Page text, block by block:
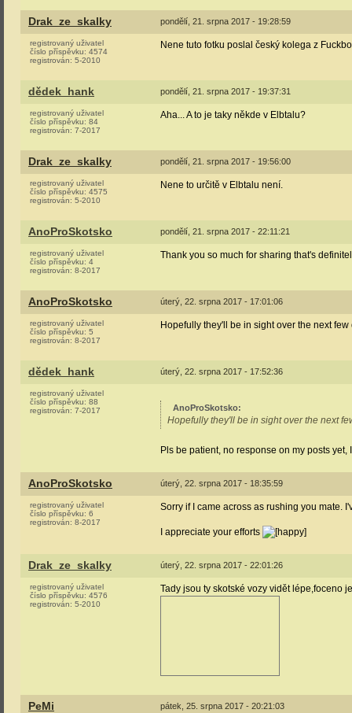
Drak_ze_skalky pondělí, 21. srpna 2017 - 19:28:59
registrovaný uživatel
číslo příspěvku: 4574
registrován: 5-2010
Nene tuto fotku poslal český kolega z
dědek_hank pondělí, 21. srpna 2017 - 19:37:31
registrovaný uživatel
číslo příspěvku: 84
registrován: 7-2017
Aha... A to je taky někde v Elbtalu?
Drak_ze_skalky pondělí, 21. srpna 2017 - 19:56:00
registrovaný uživatel
číslo příspěvku: 4575
registrován: 5-2010
Nene to určitě v Elbtalu není.
AnoProSkotsko pondělí, 21. srpna 2017 - 22:11:21
registrovaný uživatel
číslo příspěvku: 4
registrován: 8-2017
Thank you so much for sharing that's
AnoProSkotsko úterý, 22. srpna 2017 - 17:01:06
registrovaný uživatel
číslo příspěvku: 5
registrován: 8-2017
Hopefully they'll be in sight over the next
dědek_hank úterý, 22. srpna 2017 - 17:52:36
registrovaný uživatel
číslo příspěvku: 88
registrován: 7-2017 AnoProSkotsko:
Hopefully they'll be in sight over the next
Pls be patient, no response on my posts yet,
AnoProSkotsko úterý, 22. srpna 2017 - 18:35:59
registrovaný uživatel
číslo příspěvku: 6
registrován: 8-2017
Sorry if I came across as rushing you mate.
I appreciate your efforts
Drak_ze_skalky úterý, 22. srpna 2017 - 22:01:26
registrovaný uživatel
číslo příspěvku: 4576
registrován: 5-2010
Tady jsou ty skotské vozy vidět lépe,foceno
PeMi pátek, 25. srpna 2017 - 20:21:03